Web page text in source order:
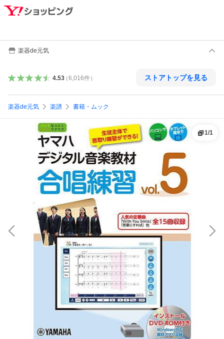
楽器de元気
4.53（6,016件） ストアトップを見る
楽器de元気 楽譜 書籍・ムック
1/1